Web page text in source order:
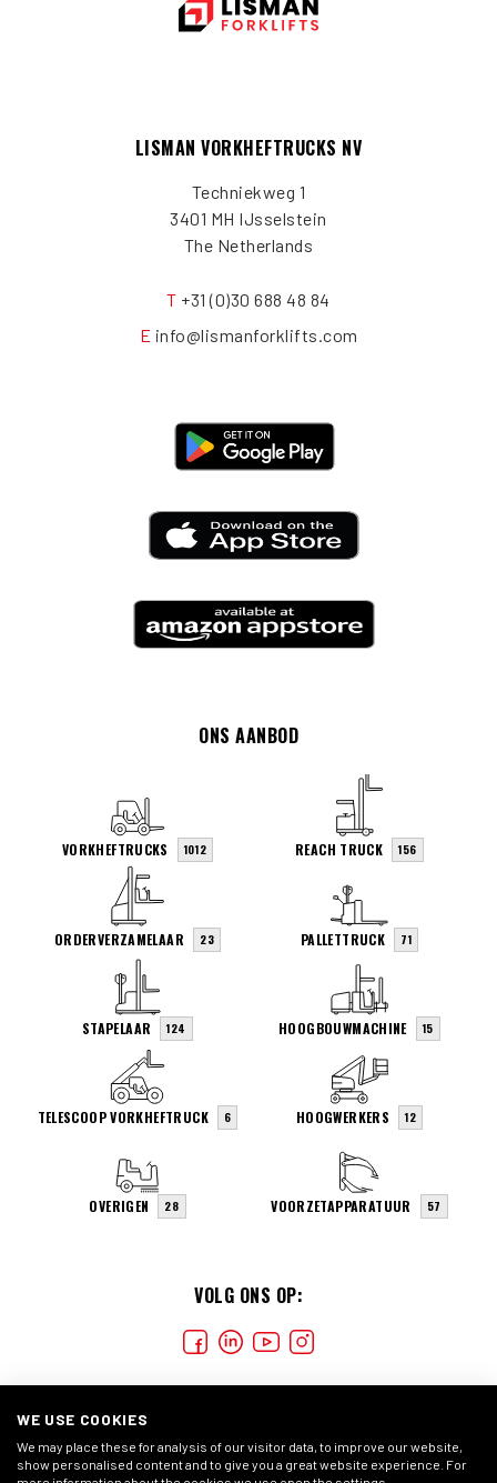
LISMAN VORKHEFTRUCKS NV
Techniekweg 1
3401 MH IJsselstein
The Netherlands
T +31 (0)30 688 48 84
E info@lismanforklifts.com
VOLG ONS OP:
ONS AANBOD
VORKHEFTRUCKS 1012 REACH TRUCK 156
ORDERVERZAMELAAR 23 PALLETTRUCK 71
STAPELAAR 124 HOOGBOUWMACHINE 15
TELESCOOP VORKHEFTRUCK 6 HOOGWERKERS 12
OVERIGEN 28 VOORZETAPPARATUUR 57
WE USE COOKIES
We may place these for analysis of our visitor data, to improve our website,
show personalised content and to give you a great website experience. For